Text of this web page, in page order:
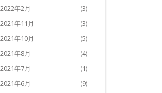
2022年2月
(3)
2021年11月
(3)
2021年10月
(5)
2021年8月
(4)
2021年7月
(1)
2021年6月
(9)